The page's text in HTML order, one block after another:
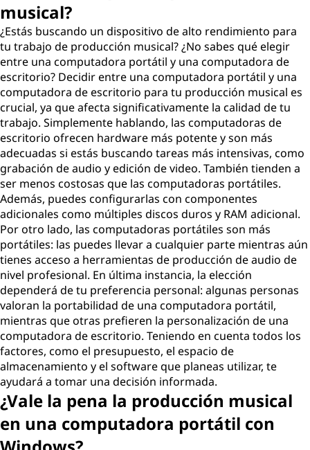
c
o
m
p
u
t
a
d
o
r
a
d
e
e
s
musical?
¿Estás buscando un dispositivo de alto rendimiento para
tu trabajo de producción musical? ¿No sabes qué elegir
entre una computadora portátil y una computadora de
escritorio? Decidir entre una computadora portátil y una
computadora de escritorio para tu producción musical es
crucial, ya que afecta significativamente la calidad de tu
trabajo. Simplemente hablando, las computadoras de
escritorio ofrecen hardware más potente y son más
adecuadas si estás buscando tareas más intensivas, como
grabación de audio y edición de video. También tienden a
ser menos costosas que las computadoras portátiles.
Además, puedes configurarlas con componentes
adicionales como múltiples discos duros y RAM adicional.
Por otro lado, las computadoras portátiles son más
portátiles: las puedes llevar a cualquier parte mientras aún
tienes acceso a herramientas de producción de audio de
nivel profesional. En última instancia, la elección
dependerá de tu preferencia personal: algunas personas
valoran la portabilidad de una computadora portátil,
mientras que otras prefieren la personalización de una
computadora de escritorio. Teniendo en cuenta todos los
factores, como el presupuesto, el espacio de
almacenamiento y el software que planeas utilizar, te
ayudará a tomar una decisión informada.
¿Vale la pena la producción musical
en una computadora portátil con